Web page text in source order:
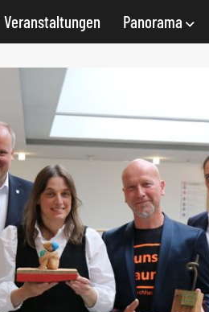
Veranstaltungen Panorama